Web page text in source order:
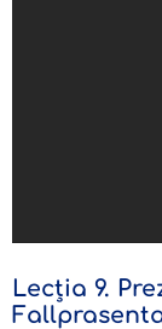
Lecția 9.